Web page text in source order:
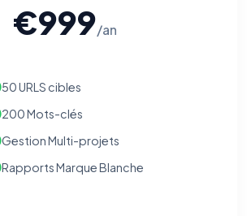
€999/an
50 URLS cibles
200 Mots-clés
Gestion Multi-projets
Rapports Marque Blanche